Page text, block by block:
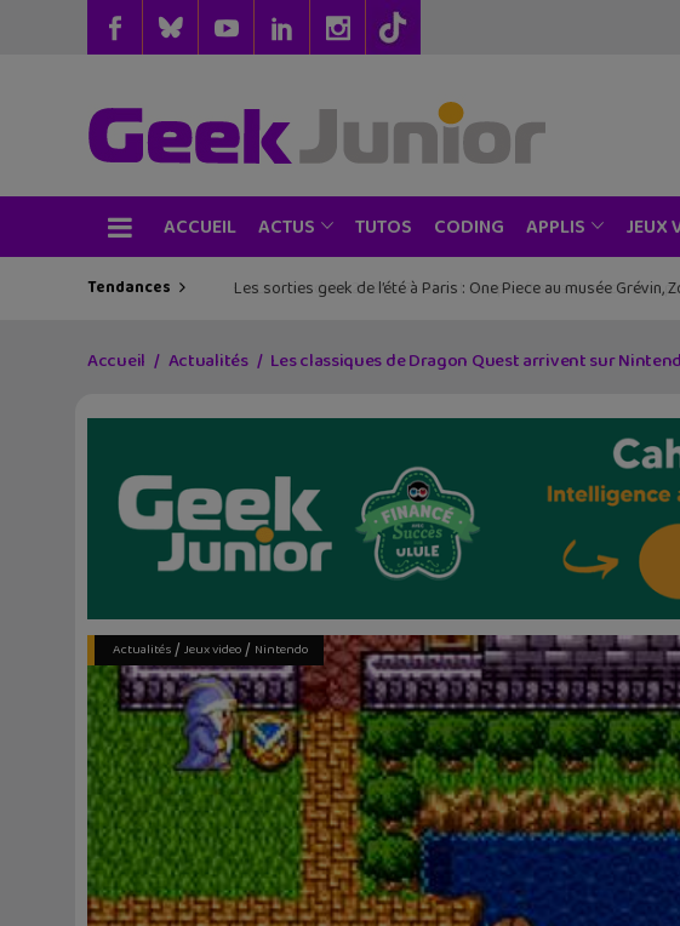
ACCUEIL ACTUS TUTOS CODING APPLIS JEUX
Tendances Les sorties geek de l’été à Paris : One Piece au musée Grévin,
Accueil Actualités Les classiques de Dragon Quest arrivent sur
Actualités/ Jeux video/ Nintendo